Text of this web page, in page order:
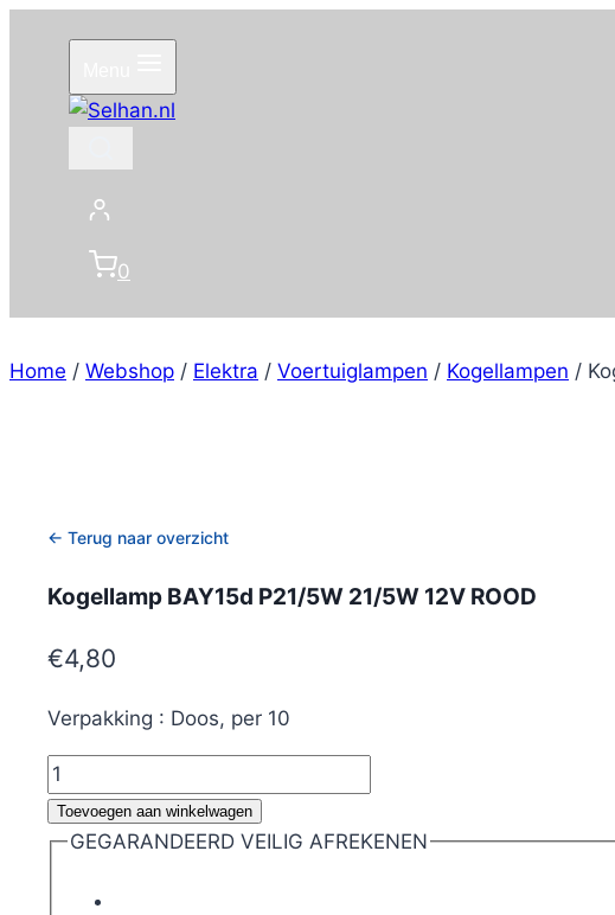
inhoud
0
Home / Webshop / Elektra / Voertuiglampen / Kogellampen /
← Terug naar overzicht
Kogellamp BAY15d P21/5W 21/5W 12V ROOD
€4,80
Verpakking : Doos, per 10
Kogellamp
BAY15d
P21/5W
Toevoegen aan winkelwagen
GEGARANDEERD VEILIG AFREKENEN